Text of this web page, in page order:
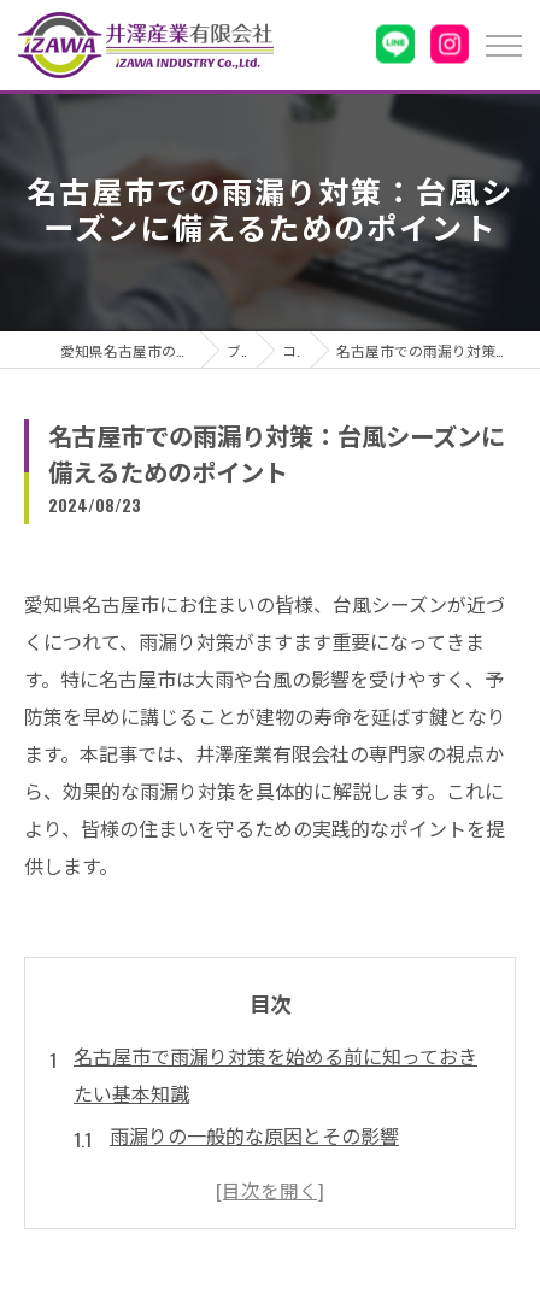
名古屋市での雨漏り対策：台風シ
ーズンに備えるためのポイント
ブログ コラム 名古屋市での雨漏り対策：台風シーズンに備えるためのポイント
名古屋市での雨漏り対策：台風シーズンに
備えるためのポイント
2024/08/23
愛知県名古屋市にお住まいの皆様、台風シーズンが近づ
くにつれて、雨漏り対策がますます重要になってきま
す。特に名古屋市は大雨や台風の影響を受けやすく、予
防策を早めに講じることが建物の寿命を延ばす鍵となり
ます。本記事では、井澤産業有限会社の専門家の視点か
ら、効果的な雨漏り対策を具体的に解説します。これに
より、皆様の住まいを守るための実践的なポイントを提
供します。
目次
名古屋市で雨漏り対策を始める前に知っておき
たい基本知識
雨漏りの一般的な原因とその影響
名古屋市における特有の気候条件と雨漏り